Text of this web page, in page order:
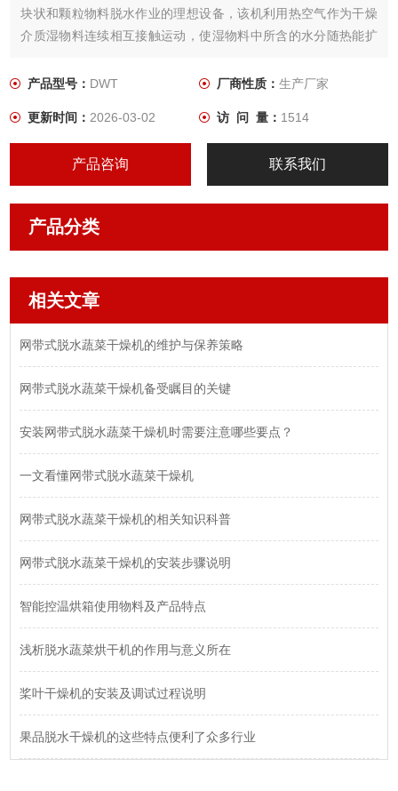
块状和颗粒物料脱水作业的理想设备，该机利用热空气作为干燥
介质湿物料连续相互接触运动，使湿物料中所含的水分随热能扩
产品型号： DWT 厂商性质： 生产厂家
更新时间：2026-03-02 访 问 量： 1514
产品咨询 联系我们
产品分类
相关文章
网带式脱水蔬菜干燥机的维护与保养策略
网带式脱水蔬菜干燥机备受瞩目的关键
安装网带式脱水蔬菜干燥机时需要注意哪些要点？
一文看懂网带式脱水蔬菜干燥机
网带式脱水蔬菜干燥机的相关知识科普
网带式脱水蔬菜干燥机的安装步骤说明
智能控温烘箱使用物料及产品特点
浅析脱水蔬菜烘干机的作用与意义所在
桨叶干燥机的安装及调试过程说明
果品脱水干燥机的这些特点便利了众多行业